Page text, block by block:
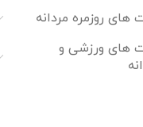
های روزمره مردانه
های ورزشی و